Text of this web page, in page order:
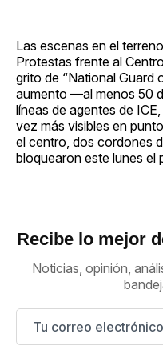
Las escenas en el
Protestas frente al
grito de “National Guard
aumento —al menos 50
líneas de agentes de
vez más visibles en
el centro, dos cordones
bloquearon este lunes el
Recibe lo mejor
Noticias, opinión,